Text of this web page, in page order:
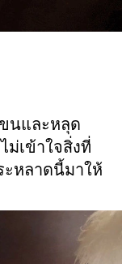
นและหลุด
ม่เข้าใจสิ่งที่
หลาดนี้มาให้